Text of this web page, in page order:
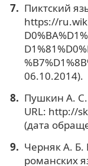
Пиктский
https://
06.10.2014).
Пушкин А.
URL: http://
(дата
Черняк А. Б.
романских